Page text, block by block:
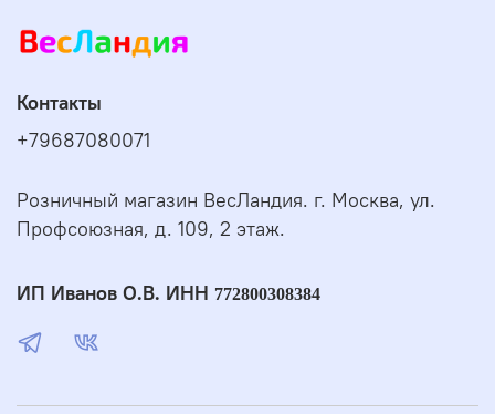
Контакты
+79687080071
Розничный магазин ВесЛандия. г. Москва, ул.
Профсоюзная, д. 109, 2 этаж.
ИП Иванов О.В. ИНН 772800308384